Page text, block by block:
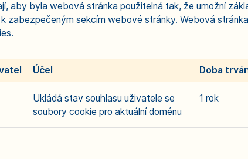
aby byla webová stránka použitelná tak, že umožní
zabezpečeným sekcím webové stránky. Webová
Účel Doba
Ukládá stav souhlasu uživatele se
soubory cookie pro aktuální doménu
1 rok